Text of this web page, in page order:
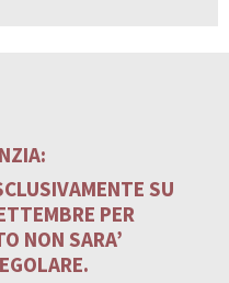
SU
PER
NON SARA’